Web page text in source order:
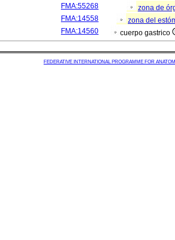
FMA:55268
zona de
FMA:14558
zona del
FMA:14560
cuerpo gastrico
FEDERATIVE INTERNATIONAL PROGRAMME FOR